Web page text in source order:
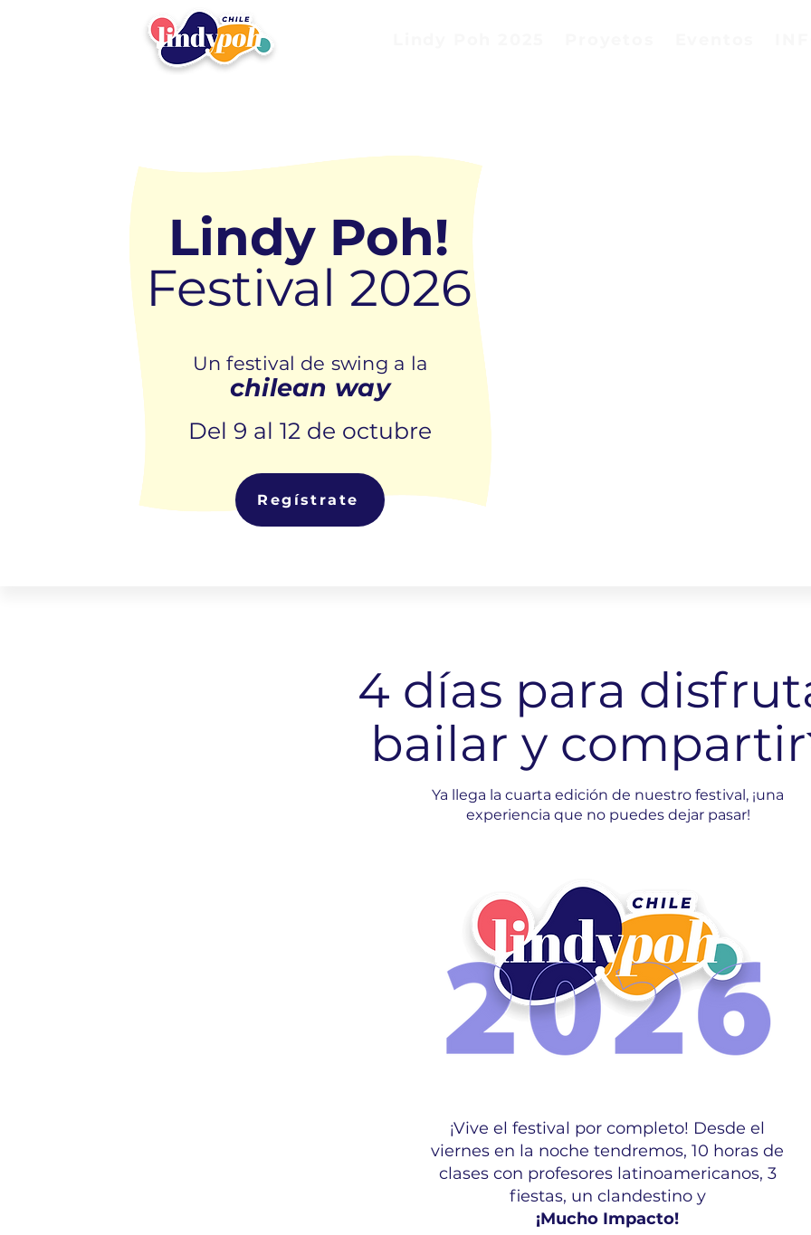
Lindy Poh!
Festival 2026
Un festival de swing a la
chilean way
Del 9 al 12 de octubre
Regístrate
4 días para
bailar y compartir
Ya llega la cuarta edición de nuestro festival, ¡una
experiencia que no puedes dejar pasar!
¡Vive el festival por completo! Desde el
viernes en la noche tendremos, 10 horas de
clases con profesores latinoamericanos, 3
fiestas, un clandestino y
¡Mucho Impacto!